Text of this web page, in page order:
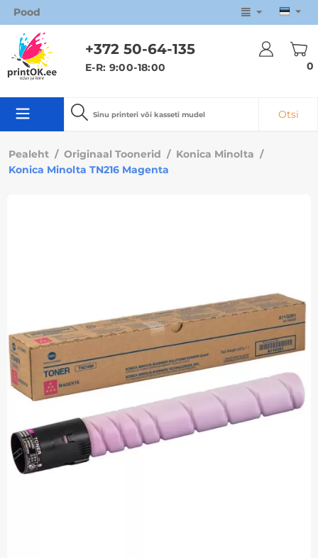
Pood
Otsi
+372 50-64-135
E-R: 9:00-18:00 0
Pealeht / Originaal Toonerid / Konica Minolta /
Konica Minolta TN216 Magenta